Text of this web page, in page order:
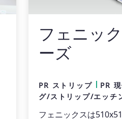
フェニッ
ーズ
PR ストリップ PR
グ/ストリップ/エッチ
フェニックスは